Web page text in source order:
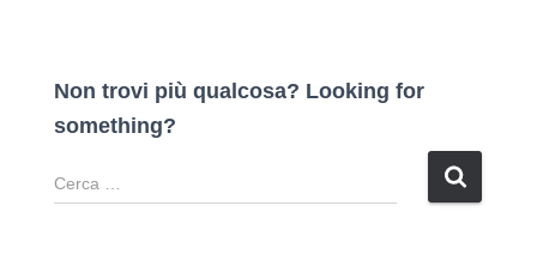
Non trovi più qualcosa? Looking for
something?
R
i